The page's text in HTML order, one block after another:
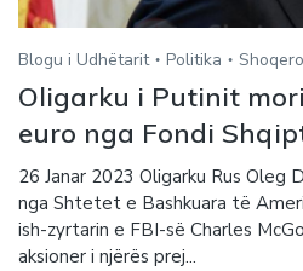
Blogu i Udhëtarit Politika
Oligarku i Putinit
euro nga Fondi
26 Janar 2023 Oligarku Rus Oleg
nga Shtetet e Bashkuara të
ish-zyrtarin e FBI-së Charles
aksioner i njërës prej...